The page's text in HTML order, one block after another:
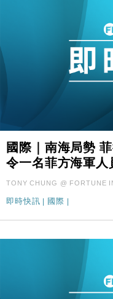
國際｜南海局勢
令一名菲方海軍人
TONY CHUNG @ FORTUNE
即時快訊 國際